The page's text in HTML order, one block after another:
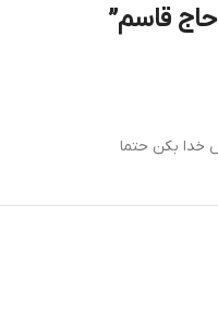
قاسم”
بکن حتما